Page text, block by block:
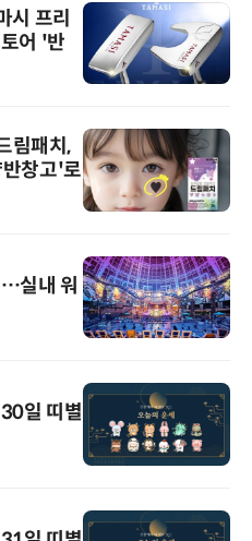
시 프리
어 '반
림패치,
창고'로
실내 워
일 띠별